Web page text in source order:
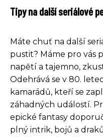
Tipy na další seriálové
Máte chuť na další
pustit? Máme pro vás
napětí a tajemno,
Odehrává se v 80.
kamarádů, kteří se
záhadných událostí.
epické fantasy
plný intrik, bojů a